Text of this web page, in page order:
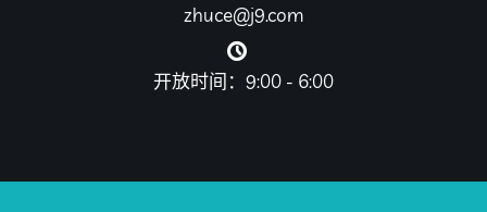
zhuce@j9.com
开放时间：9:00 - 6:00